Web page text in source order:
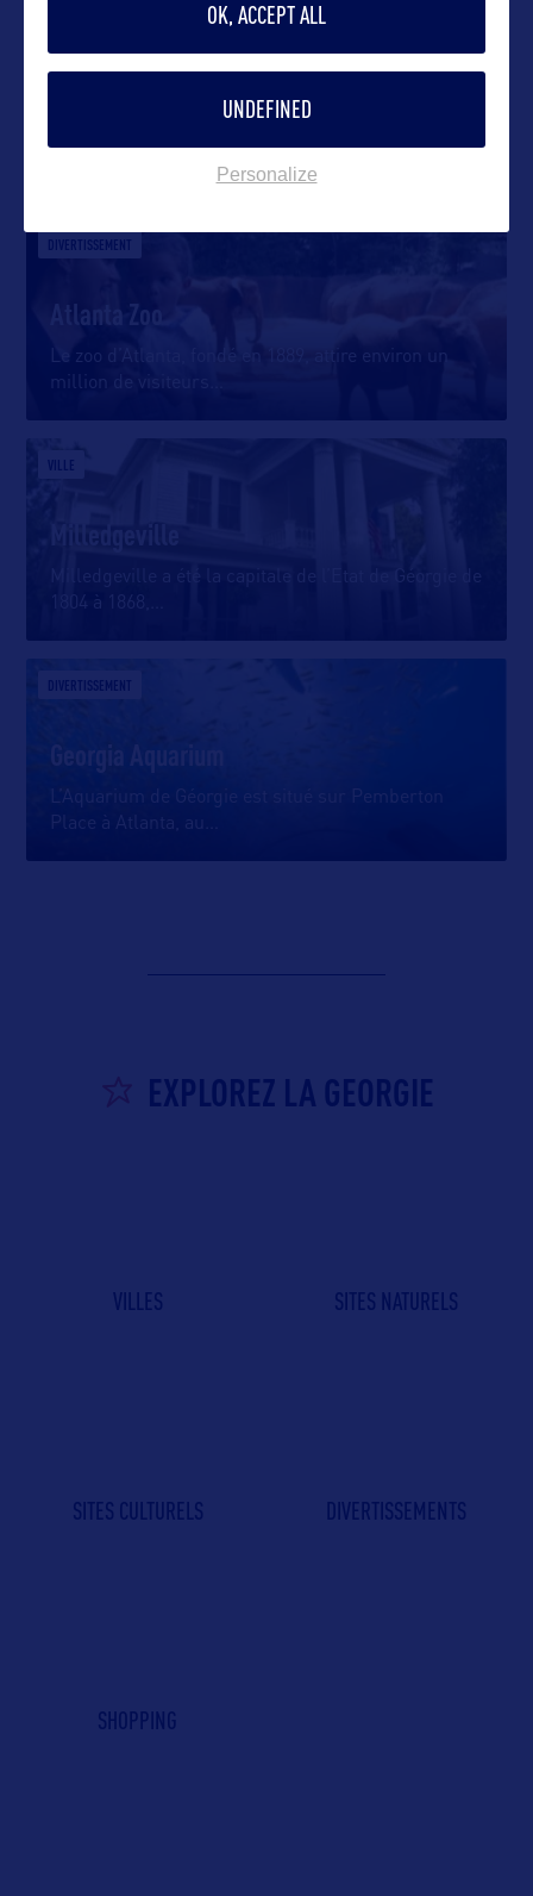
DANS LA MÊME CATEGORIE
DIVERTISSEMENT
Atlanta Zoo
Le zoo d’Atlanta, fondé en 1889, attire environ un
million de visiteurs
VILLE
Milledgeville a été la capitale de l’Etat de Géorgie de
1804 à 1868,
DIVERTISSEMENT
L’Aquarium de Géorgie est situé sur Pemberton
Place à Atlanta, au
EXPLOREZ LA GEORGIE
VILLES SITES NATURELS
SITES CULTURELS DIVERTISSEMENTS
SHOPPING
OK, ACCEPT ALL
UNDEFINED
Personalize